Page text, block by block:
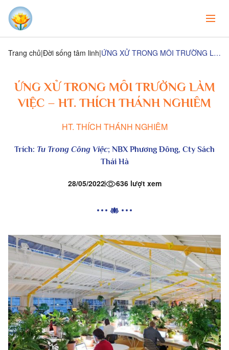
Trang chủ Đời sống tâm linh ỨNG XỬ TRONG MÔI TRƯỜNG LÀM VIỆC – HT. THÍCH THÁNH NGHIÊM
ỨNG XỬ TRONG MÔI TRƯỜNG LÀM
VIỆC – HT. THÍCH THÁNH NGHIÊM
HT. THÍCH THÁNH NGHIÊM
Trích: Tu Trong Công Việc; NBX Phương Đông, Cty Sách
Thái Hà
28/05/2022 636 lượt xem